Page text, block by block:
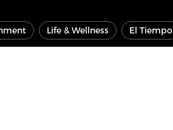
Life & Wellness El Tiempo